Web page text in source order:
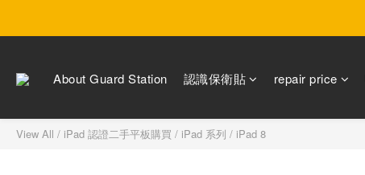
About Guard Station 認識保衛貼 repair price
View All / iPad 認證二手平板購買 / iPad 系列 / iPad 8